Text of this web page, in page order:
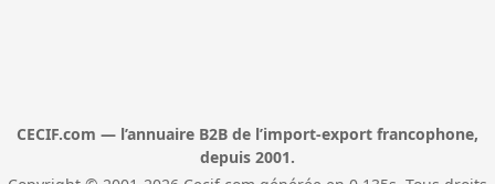
CECIF.com — l’annuaire B2B de l’import-export francophone,
depuis 2001.